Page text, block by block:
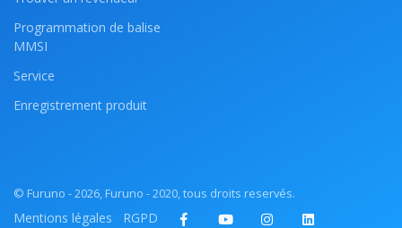
3 BIS RUE GEORGES CHARPAK, 44400 REZE,
Programmation de balise
MMSI
Service
Enregistrement produit
© Furuno - 2026, Furuno - 2020, tous droits reservés.
Mentions légales RGPD